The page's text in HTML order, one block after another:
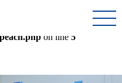
jp/wps/wp-
on line 5